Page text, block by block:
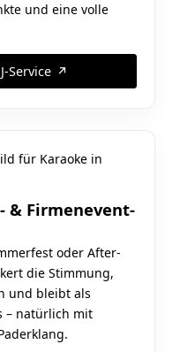
und eine volle
Service
& Firmenevent-
oder After-
die Stimmung,
und bleibt als
– natürlich mit